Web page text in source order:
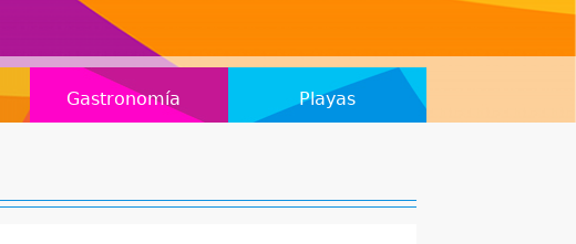
Gastronomía Playas